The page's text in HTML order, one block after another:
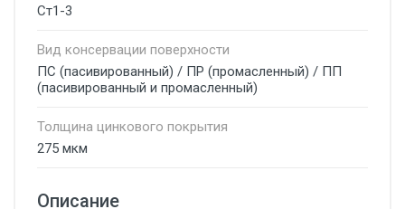
Ст1-3
Вид консервации поверхности
ПС (пасивированный) / ПР (промасленный) / ПП
(пасивированный и промасленный)
Толщина цинкового покрытия
275 мкм
Описание